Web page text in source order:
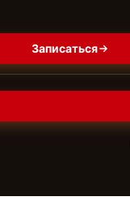
Записаться